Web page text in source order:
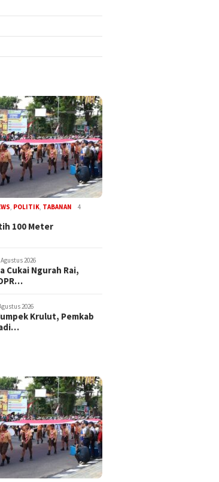
, POLITIK, TABANAN
4
100 Meter
Agustus 2026
Cukai Ngurah Rai,
2026
Krulut, Pemkab